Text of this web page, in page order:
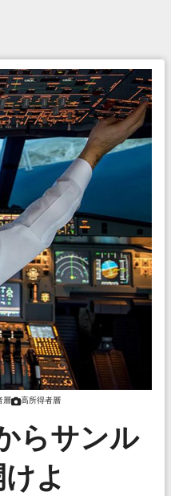
層 高所得者層
らサンル
よ